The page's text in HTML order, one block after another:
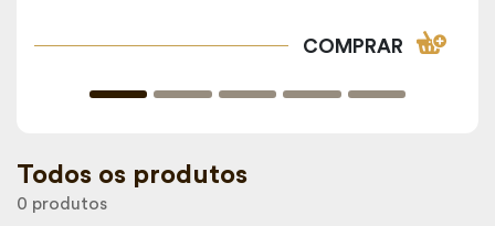
COMPRAR
Todos os produtos
0 produtos